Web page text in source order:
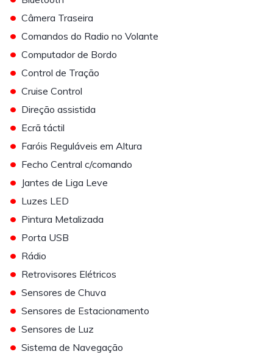
• Câmera Traseira
• Comandos do Radio no Volante
• Computador de Bordo
• Control de Tração
• Cruise Control
• Direção assistida
• Ecrã táctil
• Faróis Reguláveis em Altura
• Fecho Central c/comando
• Jantes de Liga Leve
• Luzes LED
• Pintura Metalizada
• Porta USB
• Rádio
• Retrovisores Elétricos
• Sensores de Chuva
• Sensores de Estacionamento
• Sensores de Luz
• Sistema de Navegação